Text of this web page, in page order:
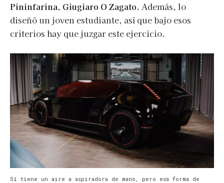
Pininfarina, Giugiaro O Zagato. Además, lo
diseñó un joven estudiante, así que bajo esos
criterios hay que juzgar este ejercicio.
Sí tiene un aire a aspiradora de mano, pero esa forma de